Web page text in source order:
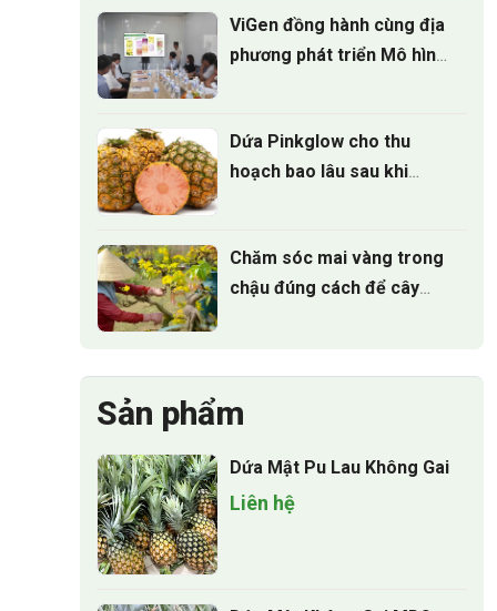
ViGen đồng hành cùng địa
phương phát triển Mô hình
Dứa Pinkglow cho thu
hoạch bao lâu sau khi
Chăm sóc mai vàng trong
chậu đúng cách để cây
Sản phẩm
Dứa Mật Pu Lau Không Gai
Liên hệ